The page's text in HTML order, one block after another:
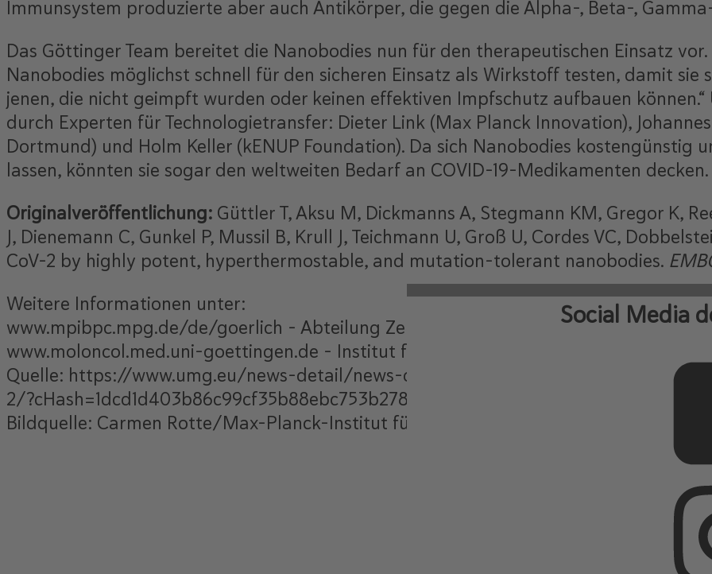
Social Media
Immunsystem produzierte aber auch Antikörper, die gegen die Alpha-, Beta-,
Das Göttinger Team bereitet die Nanobodies nun für den therapeutischen Einsatz
Nanobodies möglichst schnell für den sicheren Einsatz als Wirkstoff testen, damit sie
jenen, die nicht geimpft wurden oder keinen effektiven Impfschutz aufbauen
durch Experten für Technologietransfer: Dieter Link (Max Planck Innovation),
Dortmund) und Holm Keller (kENUP Foundation). Da sich Nanobodies kostengünstig
lassen, könnten sie sogar den weltweiten Bedarf an COVID-19-Medikamenten decken.
Originalveröffentlichung: Güttler T, Aksu M, Dickmanns A, Stegmann KM, Gregor K,
J, Dienemann C, Gunkel P, Mussil B, Krull J, Teichmann U, Groß U, Cordes VC,
CoV-2 by highly potent, hyperthermostable, and mutation-tolerant nanobodies.
Weitere Informationen unter:
www.mpibpc.mpg.de/de/goerlich – Abteilung Zelluläre Logistik am Max-Planck-
www.moloncol.med.uni-goettingen.de – Institut für Molekulare Onkologie an der
Quelle: https://www.umg.eu/news-detail/news-detail/detail/news/hochwirksame-
2/?cHash=1dcd1d403b86c99cf35b88ebc753b278&L=0
Bildquelle: Carmen Rotte/Max-Planck-Institut für biophysikalische Chemie